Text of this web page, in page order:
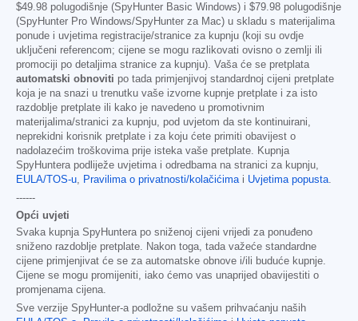
$49.98 polugodišnje (SpyHunter Basic Windows) i $79.98 polugodišnje
(SpyHunter Pro Windows/SpyHunter za Mac) u skladu s materijalima
ponude i uvjetima registracije/stranice za kupnju (koji su ovdje
uključeni referencom; cijene se mogu razlikovati ovisno o zemlji ili
promociji po detaljima stranice za kupnju). Vaša će se pretplata
automatski obnoviti po tada primjenjivoj standardnoj cijeni pretplate
koja je na snazi u trenutku vaše izvorne kupnje pretplate i za isto
razdoblje pretplate ili kako je navedeno u promotivnim
materijalima/stranici za kupnju, pod uvjetom da ste kontinuirani,
neprekidni korisnik pretplate i za koju ćete primiti obavijest o
nadolazećim troškovima prije isteka vaše pretplate. Kupnja
SpyHuntera podliježe uvjetima i odredbama na stranici za kupnju,
EULA/TOS-u, Pravilima o privatnosti/kolačićimai Uvjetima popusta.
------
Opći uvjeti
Svaka kupnja SpyHuntera po sniženoj cijeni vrijedi za ponuđeno
sniženo razdoblje pretplate. Nakon toga, tada važeće standardne
cijene primjenjivat će se za automatske obnove i/ili buduće kupnje.
Cijene se mogu promijeniti, iako ćemo vas unaprijed obavijestiti o
promjenama cijena.
Sve verzije SpyHunter-a podložne su vašem prihvaćanju naših